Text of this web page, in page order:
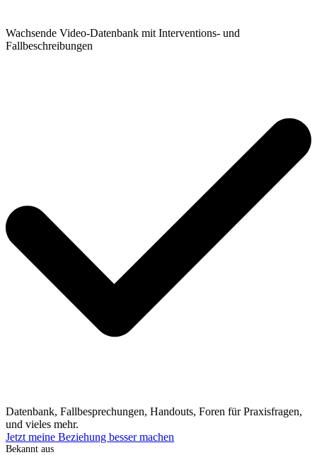
Wachsende Video-Datenbank mit Interventions- und
Fallbeschreibungen
Datenbank, Fallbesprechungen, Handouts, Foren für Praxisfragen,
und vieles mehr.
Jetzt meine Beziehung besser machen
Bekannt aus